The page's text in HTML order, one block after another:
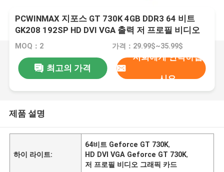
PCWINMAX 지포스 GT 730K 4GB DDR3 64 비트
GK208 192SP HD DVI VGA 출력 저 프로필 비디오
그래픽 카드 지원 OEM ODM 도매
MOQ：2 가격：29.99$~35.99$
최고의 가격
저희에게 연락하십
시오
제품 설명
하이 라이트:
64비트 Geforce GT 730K,
HD DVI VGA Geforce GT 730K,
저 프로필 비디오 그래픽 카드